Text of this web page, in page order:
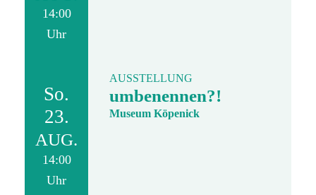
14:00
Uhr
So.
23.
AUG.
14:00
Uhr
AUSSTELLUNG
umbenennen?!
Museum Köpenick